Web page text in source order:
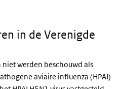
in de Verenigde
werden beschouwd als
aviaire influenza (HPAI)